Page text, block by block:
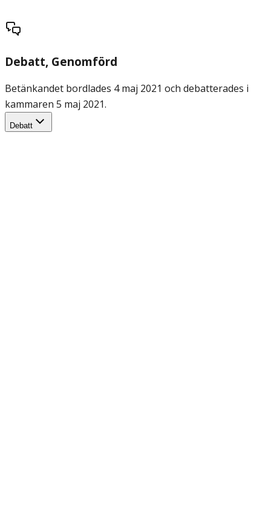
Debatt, Genomförd
Betänkandet bordlades 4 maj 2021 och debatterades i
kammaren 5 maj 2021.
Debatt